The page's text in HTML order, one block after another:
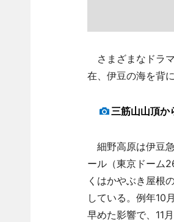
さまざまなドラ
在、伊豆の海を背
三筋山山頂か
細野高原は伊豆
ール（東京ドーム
くはかやぶき屋根
している。例年10
早めた影響で、11